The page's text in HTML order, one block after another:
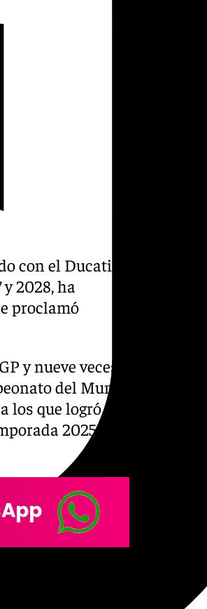
con el Ducati
2028, ha
proclamó
y nueve veces
del Mundo
que logró 14
2025 en
el Ducati
Cuando decidí